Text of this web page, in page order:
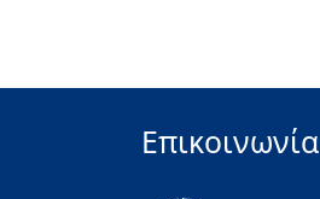
Επικοινωνία